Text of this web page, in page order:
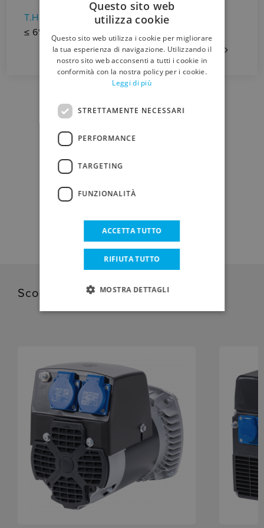
T.H.D.
≤ 6%
Scopri i prodotti correlati
ENGLISH
Questo sito web
utilizza cookie
Questo sito web utilizza i cookie per migliorare
la tua esperienza di navigazione. Utilizzando il
nostro sito web acconsenti a tutti i cookie in
conformità con la nostra policy per i cookie.
Leggi di più
STRETTAMENTE NECESSARI
PERFORMANCE
TARGETING
FUNZIONALITÀ
ACCETTA TUTTO
RIFIUTA TUTTO
MOSTRA DETTAGLI